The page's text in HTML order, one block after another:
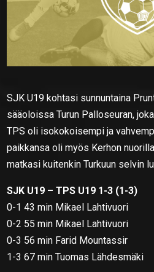
SJK U19 kohtasi sunnuntaina
sääoloissa Turun Palloseuran,
TPS oli isokokoisempi ja
paikkansa oli myös Kerhon
matkasi kuitenkin Turkuun selvin
SJK U19 – TPS U19 1-3 (1-3)
0-1 43 min Mikael Lahtivuori
0-2 55 min Mikael Lahtivuori
0-3 56 min Farid Mountassir
1-3 67 min Tuomas Lähdesmäki